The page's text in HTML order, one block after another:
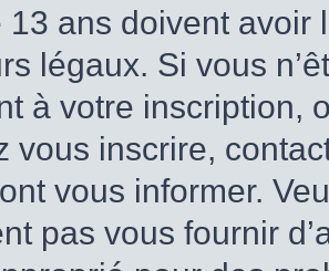
13 ans doivent
légaux. Si vous
à votre inscription,
vous inscrire,
vous informer.
pas vous fournir